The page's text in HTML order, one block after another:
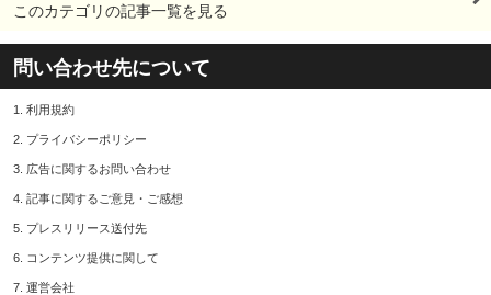
このカテゴリの記事一覧を見る
問い合わせ先について
1. 利用規約
2. プライバシーポリシー
3. 広告に関するお問い合わせ
4. 記事に関するご意見・ご感想
5. プレスリリース送付先
6. コンテンツ提供に関して
7. 運営会社